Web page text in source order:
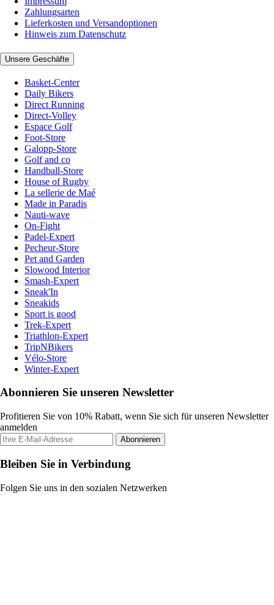
Zahlungsarten
Lieferkosten und Versandoptionen
Hinweis zum Datenschutz
Unsere Geschäfte
Basket-Center
Daily Bikers
Direct Running
Direct-Volley
Espace Golf
Foot-Store
Galopp-Store
Golf and co
Handball-Store
House of Rugby
La sellerie de Maé
Made in Paradis
Nauti-wave
On-Fight
Padel-Expert
Pecheur-Store
Pet and Garden
Slowood Interior
Smash-Expert
Sneak'In
Sneakids
Sport is good
Trek-Expert
Triathlon-Expert
TripNBikers
Vélo-Store
Winter-Expert
Abonnieren Sie unseren Newsletter
Profitieren Sie von 10% Rabatt, wenn Sie sich für unseren Newsletter
anmelden
Abonnieren
Bleiben Sie in Verbindung
Folgen Sie uns in den sozialen Netzwerken